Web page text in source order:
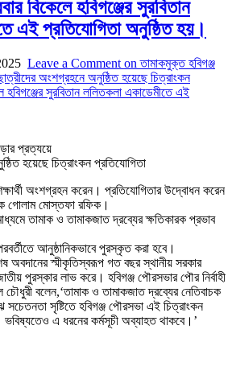
বিকেলে হবিগঞ্জের সুরবিতান
এই প্রতিযোগিতা অনুষ্ঠিত হয়।
Leave a Comment on তামাকমুক্ত হবিগঞ্জ
অংশগ্রহনে অনুষ্ঠিত হয়েছে চিত্রাংকন
হবিগঞ্জের সুরবিতান ললিতকলা একাডেমীতে এই
প্রত্যয়ে
হয়েছে চিত্রাংকন প্রতিযোগিতা
অংশগ্রহন করেন। প্রতিযোগিতার উদ্বোধন করেন
গোলাম মোস্তফা রফিক।
মাধ্যমে তামাক ও তামাকজাত দ্রব্যের ক্ষতিকারক প্রভাব
আনুষ্ঠানিকভাবে পুরস্কৃত করা হবে।
অবদানের স্মীকৃতিস্বরূপ গত বছর স্থানীয় সরকার
পুরস্কার লাভ করে। হবিগঞ্জ পৌরসভার পৌর নির্বাহী
চৌধুরী বলেন,‘তামাক ও তামাকজাত দ্রব্যের নেতিবাচক
সচেতনতা সৃষ্টিতে হবিগঞ্জ পৌরসভা এই চিত্রাংকন
এ ধরনের কর্মসূচী অব্যাহত থাকবে।’